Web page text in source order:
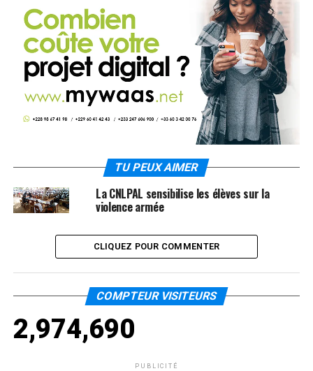
TU PEUX AIMER
La CNLPAL sensibilise les élèves sur la
violence armée
CLIQUEZ POUR COMMENTER
COMPTEUR VISITEURS
2,974,690
PUBLICITÉ